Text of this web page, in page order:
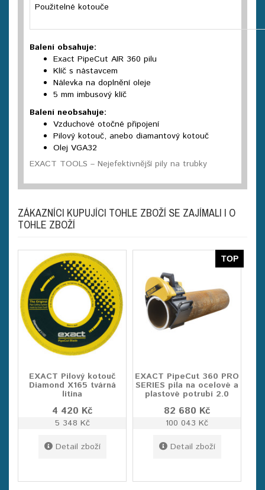
Použitelné kotouče
Balení obsahuje:
Exact PipeCut AIR 360 pilu
Klíč s nástavcem
Nálevka na doplnění oleje
5 mm imbusový klíč
Balení neobsahuje:
Vzduchové otočné připojení
Pilový kotouč, anebo diamantový kotouč
Olej VGA32
EXACT TOOLS – Nejefektivnější pily na trubky
ZÁKAZNÍCI KUPUJÍCI TOHLE ZBOŽÍ SE ZAJÍMALI I O
TOHLE ZBOŽÍ
EXACT Pilový kotouč
Diamond X165 tvárná
litina
4 420 Kč
5 348 Kč
Detail zboží
TOP
EXACT PipeCut 360 PRO
SERIES pila na ocelové a
plastové potrubí 2.0
82 680 Kč
100 043 Kč
Detail zboží